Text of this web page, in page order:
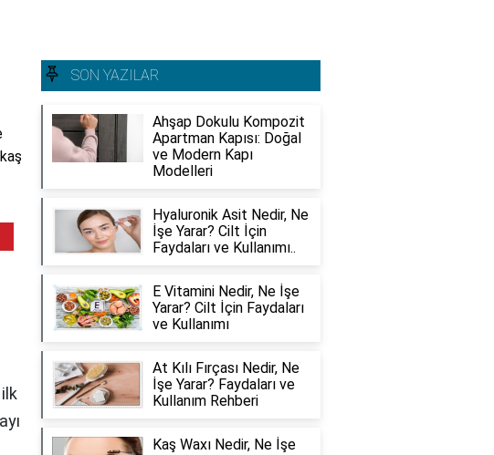
SON YAZILAR
Ahşap Dokulu Kompozit
Apartman Kapısı: Doğal
ve Modern Kapı
Modelleri
Hyaluronik Asit Nedir, Ne
İşe Yarar? Cilt İçin
Faydaları ve Kullanımı..
E Vitamini Nedir, Ne İşe
Yarar? Cilt İçin Faydaları
ve Kullanımı
At Kılı Fırçası Nedir, Ne
İşe Yarar? Faydaları ve
Kullanım Rehberi
Kaş Waxı Nedir, Ne İşe